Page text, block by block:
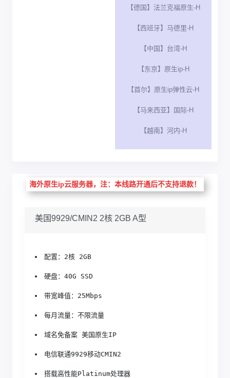
【德国】法兰克福原生-H
【西班牙】马德里-H
【中国】台湾-H
【东京】原生ip-H
【首尔】原生ip弹性云-H
【马来西亚】国际-H
【越南】河内-H
海外原生ip云服务器，注：本线路开通后不支持退款！
美国9929/CMIN2 2核 2GB A型
配置：2核 2GB
硬盘：40G SSD
带宽峰值：25Mbps
每月流量：不限流量
域名免备案 美国原生IP
电信联通9929移动CMIN2
搭载高性能Platinum处理器